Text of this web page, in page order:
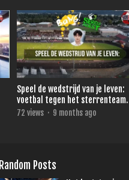
Speel de wedstrijd van je leven:
voetbal tegen het sterrenteam
van Ronald de Boer voor 3FM
72 views · 9 months ago
Random Posts